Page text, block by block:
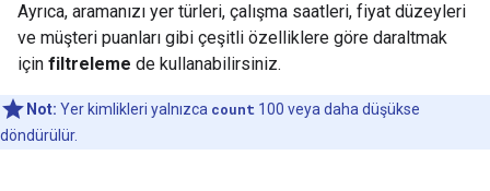
Ayrıca, aramanızı yer türleri, çalışma saatleri, fiyat düzeyleri
ve müşteri puanları gibi çeşitli özelliklere göre daraltmak
için filtreleme de kullanabilirsiniz.
Not: Yer kimlikleri yalnızca count 100 veya daha düşükse
döndürülür.